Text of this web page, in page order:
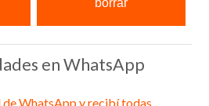
en WhatsApp
de WhatsApp y recibí todas